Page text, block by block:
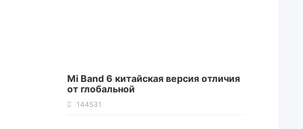
Mi Band 6 китайская версия отличия
от глобальной
144531